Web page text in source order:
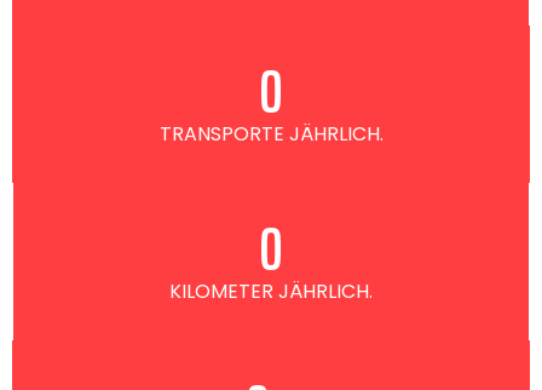
TRANSPORTE JÄHRLICH.
0
KILOMETER JÄHRLICH.
0